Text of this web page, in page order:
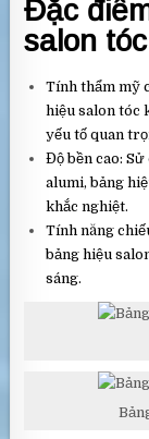
Đặc
salon tóc
Tính thẩm mỹ
hiệu salon tóc
yếu tố quan
Độ bền cao:
alumi, bảng
khắc nghiệt.
Tính năng
bảng hiệu
sáng.